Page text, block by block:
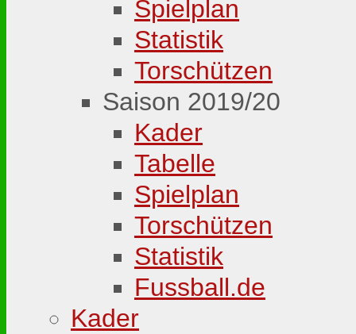
Spielplan
Statistik
Torschützen
Saison 2019/20
Kader
Tabelle
Spielplan
Torschützen
Statistik
Fussball.de
Kader